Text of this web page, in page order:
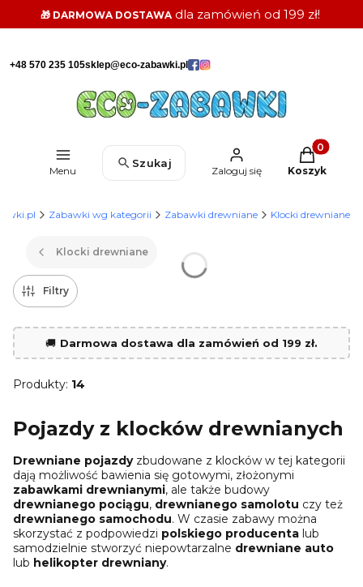
🎁 DARMOWA DOSTAWAdla zamówień od 199 zł!
+48 570 235 105sklep@eco-zabawki.pl
Menu
Szukaj
Zaloguj się
Produkty w
Koszyk
Zabawki wg kategorii Zabawki drewniane Klocki drewniane
Klocki drewniane
Filtry
🚚 Darmowa dostawa dla zamówień od 199 zł.
Produkty: 14
Pojazdy z klocków drewnianych
Drewniane pojazdyzbudowane z klocków w tej kategorii
dają możliwość bawienia się gotowymi, złożonymi
zabawkami drewnianymi, ale także budowy
drewnianego pociągu, drewnianego samolotu czy też
drewnianego samochodu. W czasie zabawy można
skorzystać z podpowiedzi polskiego producenta lub
samodzielnie stworzyć niepowtarzalne drewniane auto
lub helikopter drewniany.